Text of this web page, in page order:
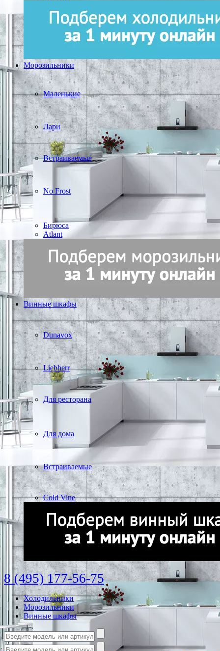
Морозильники
Маленькие
Лари
Встраиваемые
No Frost
Бирюса
Atlant
Винные шкафы
Dunavox
Liebherr
Для ресторана
Для дома
Встраиваемые
Cold Vine
8 (495) 177-56-75
Холодильники
Морозильники
Винные шкафы